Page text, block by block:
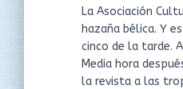
La Asociación
hazaña bélica. Y
cinco de la tarde.
Media hora
la revista a las